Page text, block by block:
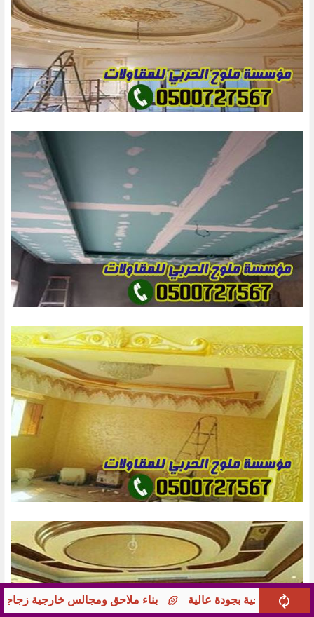
ملاحق ومجالس خارجية زجاجية في جدة أفضل حداد تركيب